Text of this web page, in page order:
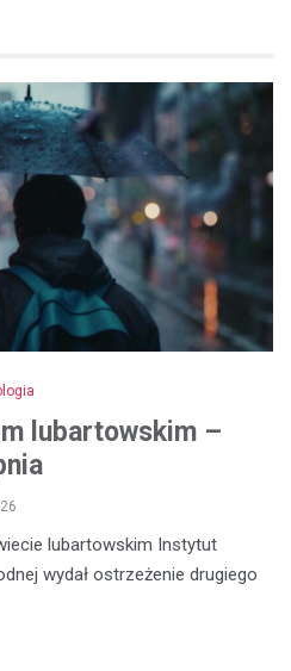
lubartowskim –
lubartowskim Instytut
wydał ostrzeżenie drugiego